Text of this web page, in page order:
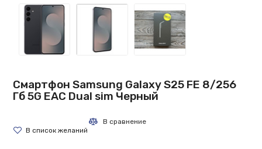
Смартфон Samsung Galaxy S25 FE 8/256
Гб 5G EAC Dual sim Черный